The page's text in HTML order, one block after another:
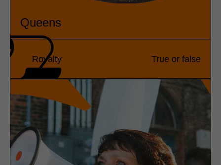
Queens
Royalty True or false